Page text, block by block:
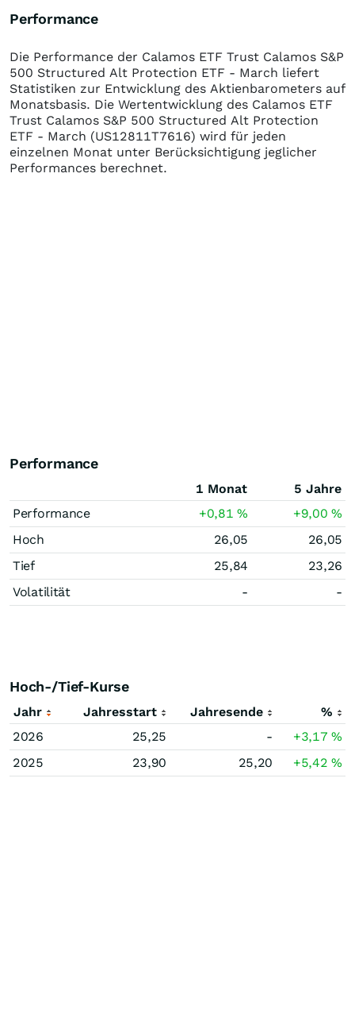
Performance
Die Performance der Calamos ETF Trust Calamos S&P
500 Structured Alt Protection ETF - March liefert
Statistiken zur Entwicklung des Aktienbarometers auf
Monatsbasis. Die Wertentwicklung des Calamos ETF
Trust Calamos S&P 500 Structured Alt Protection
ETF - March (US12811T7616) wird für jeden
einzelnen Monat unter Berücksichtigung jeglicher
Performances berechnet.
Performance
1 Monat
5 Jahre
Performance
+0,81% +9,00%
Hoch
26,05
26,05
Tief
25,84
23,26
Volatilität
- -
Hoch-/Tief-Kurse
Jahr Jahresstart Jahresende
%
2026
25,25 - +3,17%
2025
23,90 25,20 +5,42%